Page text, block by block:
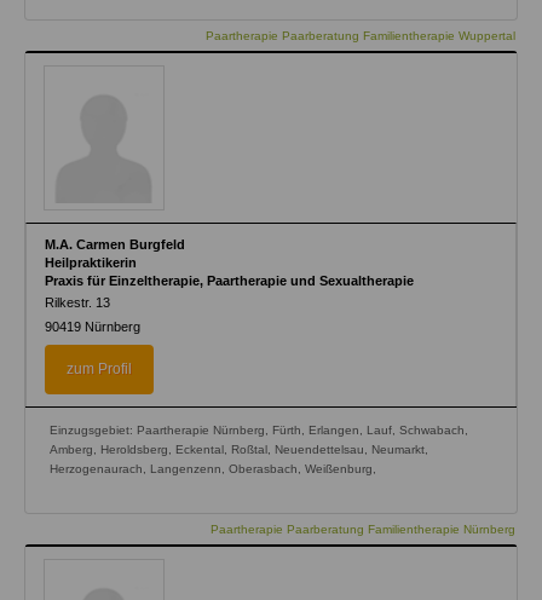
Paartherapie Paarberatung Familientherapie Wuppertal
M.A. Carmen Burgfeld
Heilpraktikerin
Praxis für Einzeltherapie, Paartherapie und Sexualtherapie
Rilkestr. 13
90419 Nürnberg
zum Profil
Einzugsgebiet: Paartherapie Nürnberg, Fürth, Erlangen, Lauf, Schwabach,
Amberg, Heroldsberg, Eckental, Roßtal, Neuendettelsau, Neumarkt,
Herzogenaurach, Langenzenn, Oberasbach, Weißenburg,
Paartherapie Paarberatung Familientherapie Nürnberg